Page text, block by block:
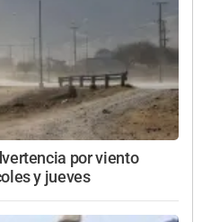
por viento
y jueves